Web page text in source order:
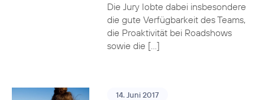
Die Jury lobte dabei insbesondere
die gute Verfügbarkeit des Teams,
die Proaktivität bei Roadshows
sowie die […]
14. Juni 2017